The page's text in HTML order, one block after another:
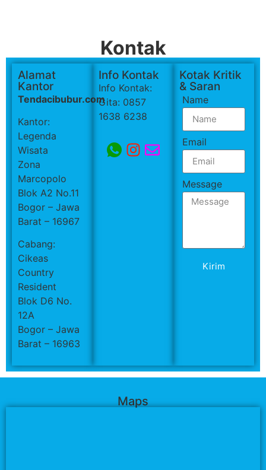
Kontak
Alamat
Kantor
Tendacibubur.com
Kantor:
Legenda
Wisata
Zona
Marcopolo
Blok A2 No.11
Bogor – Jawa
Barat – 16967
Cabang:
Cikeas
Country
Resident
Blok D6 No.
12A
Bogor – Jawa
Barat – 16963
Info Kontak
Info Kontak:
Gita: 0857
1638 6238
Kotak Kritik
& Saran
Name
Email
Message
Kirim
Maps